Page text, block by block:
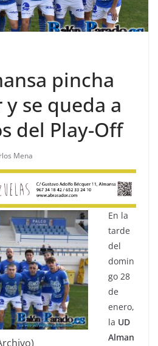
pincha
y se queda a
del Play-Off
Mena
En la
tarde
del
domin
go 28
de
enero,
la UD
Alman